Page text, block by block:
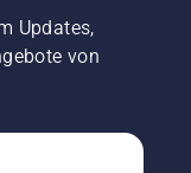
Updates,
von